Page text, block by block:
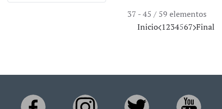
37 - 45 / 59 elementos
Inicio 1234567 Final